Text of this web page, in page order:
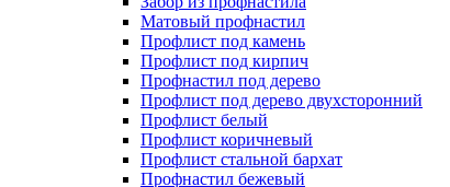
Матовый профнастил
Профлист под камень
Профлист под кирпич
Профнастил под дерево
Профлист под дерево двухсторонний
Профлист белый
Профлист коричневый
Профлист стальной бархат
Профнастил бежевый